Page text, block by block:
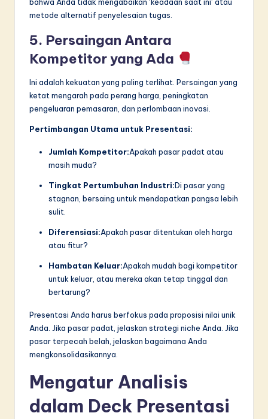
metode alternatif penyelesaian tugas.
5. Persaingan Antara
Kompetitor yang Ada
Ini adalah kekuatan yang paling terlihat. Persaingan yang
ketat mengarah pada perang harga, peningkatan
pengeluaran pemasaran, dan perlombaan inovasi.
Pertimbangan Utama untuk Presentasi:
Jumlah Kompetitor:Apakah pasar padat atau
masih muda?
Tingkat Pertumbuhan Industri:Di pasar yang
stagnan, bersaing untuk mendapatkan pangsa lebih
sulit.
Diferensiasi:Apakah pasar ditentukan oleh harga
atau fitur?
Hambatan Keluar:Apakah mudah bagi kompetitor
untuk keluar, atau mereka akan tetap tinggal dan
bertarung?
Presentasi Anda harus berfokus pada proposisi nilai unik
Anda. Jika pasar padat, jelaskan strategi niche Anda. Jika
pasar terpecah belah, jelaskan bagaimana Anda
mengkonsolidasikannya.
Mengatur Analisis
dalam Deck Presentasi